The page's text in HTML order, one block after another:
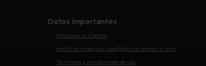
Datos importantes
Atencion al Cliente
notificacionesjudiciales@camaradirecta.com
Términos y condiciones de uso